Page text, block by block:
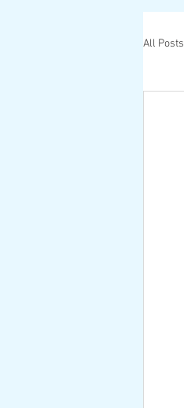
All Posts